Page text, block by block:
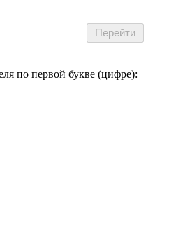
по первой букве (цифре):